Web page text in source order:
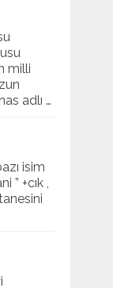
milli
adlı …
isim
” +cık ,